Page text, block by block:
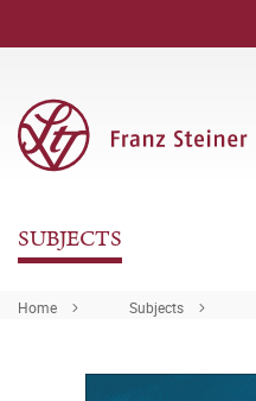
SUBJECTS
Home Subjects